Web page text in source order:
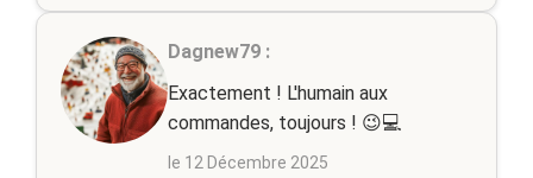
Dagnew79 :
Exactement ! L'humain aux
commandes, toujours ! 😉💻
le 12 Décembre 2025